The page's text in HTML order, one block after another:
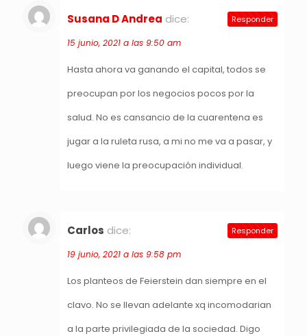
Susana D Andrea dice:
15 junio, 2021 a las 9:50 am
Hasta ahora va ganando el capital, todos se
preocupan por los negocios pocos por la
salud. No es cansancio de la cuarentena es
jugar a la ruleta rusa, a mi no me va a pasar, y
luego viene la preocupación individual.
Responder
Carlos dice:
19 junio, 2021 a las 9:58 pm
Los planteos de Feierstein dan siempre en el
clavo. No se llevan adelante xq incomodarian
a la parte privilegiada de la sociedad. Digo
Responder